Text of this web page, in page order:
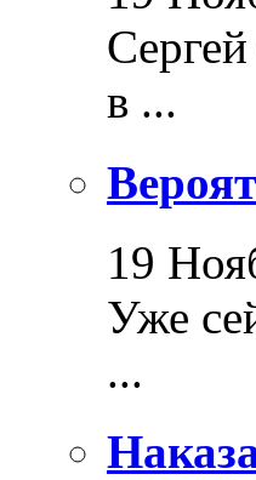
в ...
19
Уже
...